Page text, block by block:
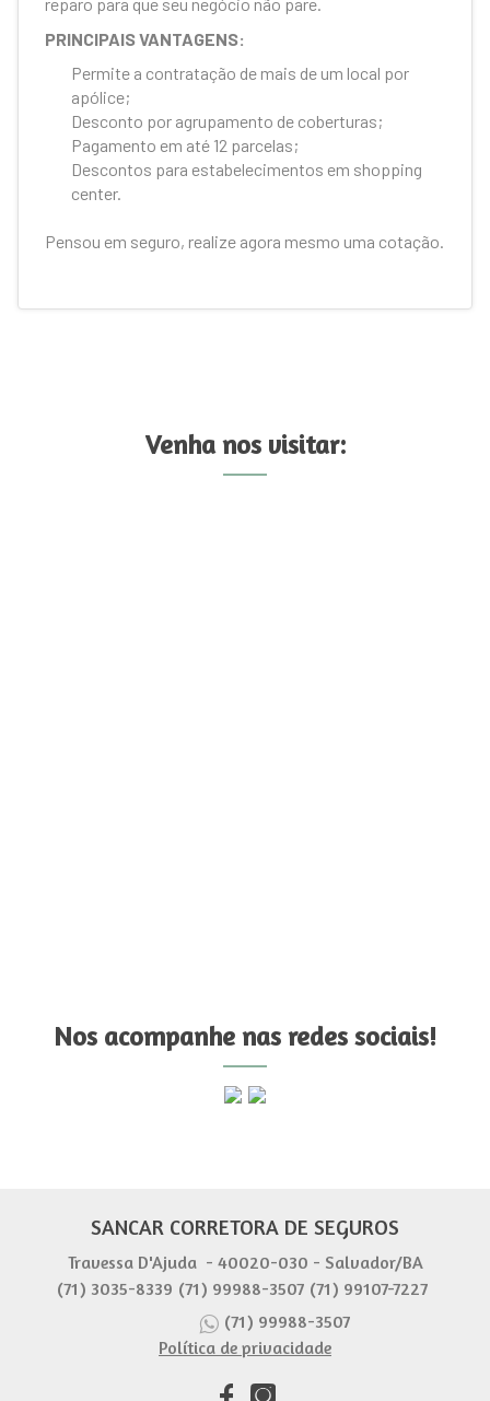
PRINCIPAIS VANTAGENS:
Permite a contratação de mais de um local por
apólice;
Desconto por agrupamento de coberturas;
Pagamento em até 12 parcelas;
Descontos para estabelecimentos em shopping
center.
Pensou em seguro, realize agora mesmo uma cotação.
Venha nos visitar:
Nos acompanhe nas redes sociais!
SANCAR CORRETORA DE SEGUROS
Travessa D'Ajuda - 40020-030 - Salvador/BA
(71) 3035-8339 (71) 99988-3507 (71) 99107-7227
(71) 99988-3507
Política de privacidade